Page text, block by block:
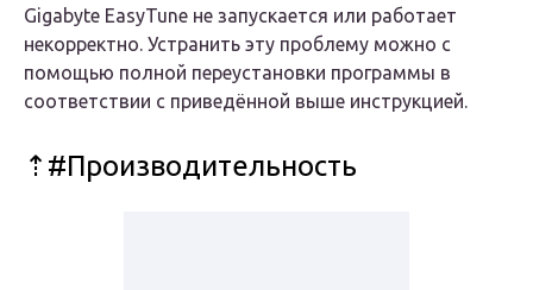
Gigabyte EasyTune не запускается или работает
некорректно. Устранить эту проблему можно с
помощью полной переустановки программы в
соответствии с приведённой выше инструкцией.
⇡#Производительность